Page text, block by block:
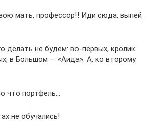
мать, профессор!! Иди сюда, выпей
делать не будем: во-первых, кролик
в Большом — «Аида». А, ко второму
что портфель…
не обучались!